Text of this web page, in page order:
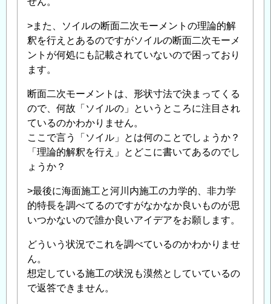
>また、ソイルの断面二次モーメントの理論的解
釈を行えとあるのですがソイルの断面二次モーメ
ントが何処にも記載されていないので困っており
ます。
断面二次モーメントは、形状寸法で決まってくる
ので、何故「ソイルの」というところに注目され
ているのかわかりません。
ここで言う「ソイル」とは何のことでしょうか？
「理論的解釈を行え」とどこに書いてあるのでし
ょうか？
>最後に海面施工と河川内施工の力学的、非力学
的特長を調べてるのですがなかなか良いものが思
いつかないので誰か良いアイデアをお願します。
どういう状況でこれを調べているのかわかりませ
ん。
想定している施工の状況も漠然としていているの
で返答できません。